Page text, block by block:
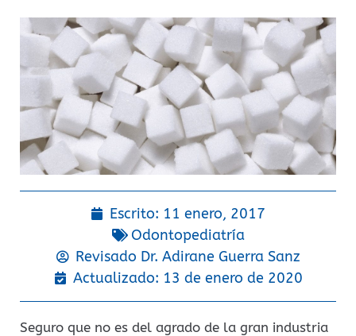
Escrito: 11 enero, 2017
Odontopediatría
Revisado Dr. Adirane Guerra Sanz
Actualizado: 13 de enero de 2020
Seguro que no es del agrado de la gran industria